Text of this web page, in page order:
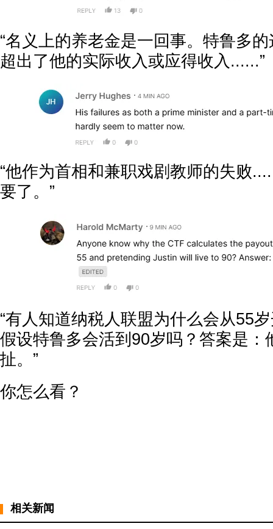
“名义上的养老金是一回事。特鲁多
超出了他的实际收入或应得收入......”
“他作为首相和兼职戏剧教师的失败
要了。”
“有人知道纳税人联盟为什么会从55
假设特鲁多会活到90岁吗？答案是：
扯。”
你怎么看？
相关新闻